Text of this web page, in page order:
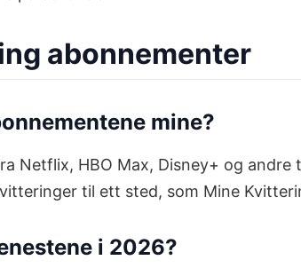
abonnementer
mine?
Netflix, HBO Max, Disney+ og
til ett sted, som Mine
i 2026?